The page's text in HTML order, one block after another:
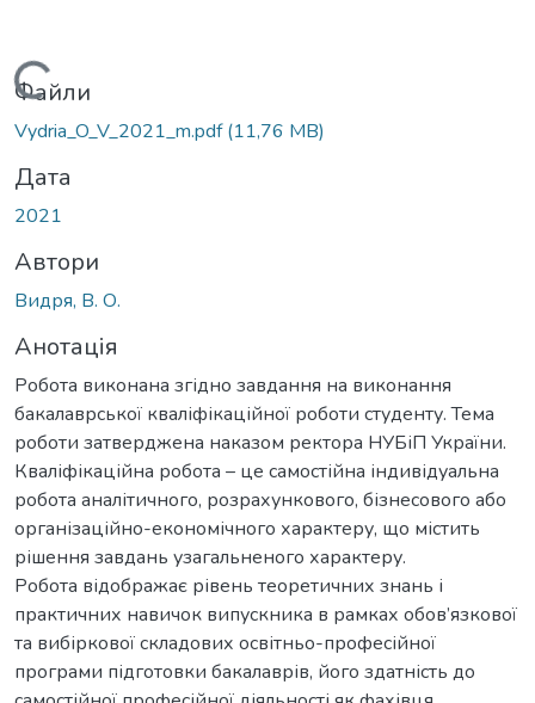
Вантажиться...
Файли
Vydria_O_V_2021_m.pdf(11,76 MB)
Дата
2021
Автори
Видря, В. О.
Анотація
Робота виконана згідно завдання на виконання
бакалаврської кваліфікаційної роботи студенту. Тема
роботи затверджена наказом ректора НУБіП України.
Кваліфікаційна робота – це самостійна індивідуальна
робота аналітичного, розрахункового, бізнесового або
організаційно-економічного характеру, що містить
рішення завдань узагальненого характеру.
Робота відображає рівень теоретичних знань і
практичних навичок випускника в рамках обов’язкової
та вибіркової складових освітньо-професійної
програми підготовки бакалаврів, його здатність до